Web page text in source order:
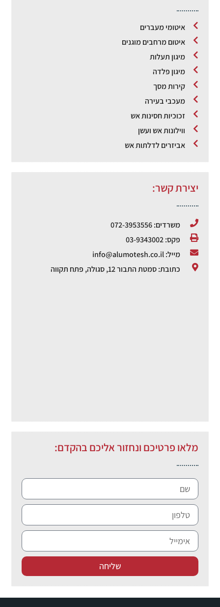
איטומי מעברים
איטום מרחבים מוגנים
מיגון תעלות
מיגון פלדה
קירות מסך
מעכבי בעירה
זכוכיות חסינות אש
ווילונות אש ועשן
אביזרים לדלתות אש
יצירת קשר:
משרדים: 072-3953556
פקס: 03-9343002
מייל: info@alumotesh.co.il
כתובת: סמטת התבור 12, סגולה, פתח תקווה
מלאו פרטיכם ונחזור אליכם בהקדם:
שליחה